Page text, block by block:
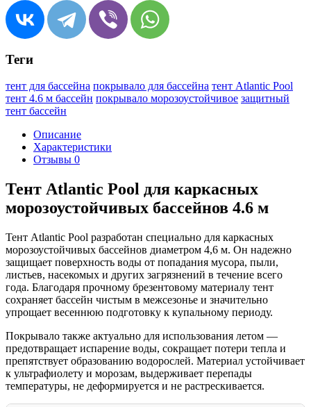
Теги
тент для бассейна покрывало для бассейна тент Atlantic Pool
тент 4.6 м бассейн покрывало морозоустойчивое защитный
тент бассейн
Описание
Характеристики
Отзывы 0
Тент Atlantic Pool для каркасных
морозоустойчивых бассейнов 4.6 м
Тент Atlantic Pool разработан специально для каркасных
морозоустойчивых бассейнов диаметром 4,6 м. Он надежно
защищает поверхность воды от попадания мусора, пыли,
листьев, насекомых и других загрязнений в течение всего
года. Благодаря прочному брезентовому материалу тент
сохраняет бассейн чистым в межсезонье и значительно
упрощает весеннюю подготовку к купальному периоду.
Покрывало также актуально для использования летом —
предотвращает испарение воды, сокращает потери тепла и
препятствует образованию водорослей. Материал устойчивает
к ультрафиолету и морозам, выдерживает перепады
температуры, не деформируется и не растрескивается.